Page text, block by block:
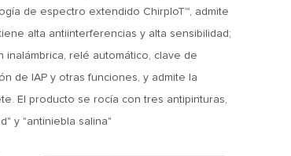
de espectro extendido ChirpIoT™, admite
alta antiinterferencias y alta sensibilidad;
inalámbrica, relé automático, clave de
de IAP y otras funciones, y admite la
El producto se rocía con tres antipinturas,
y "antiniebla salina"